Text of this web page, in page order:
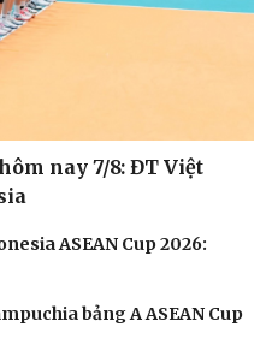
nay 7/8: ĐT Việt
ASEAN Cup 2026:
bảng A ASEAN Cup